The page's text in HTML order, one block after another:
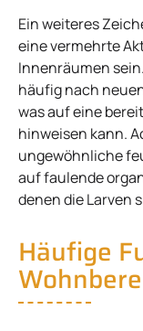
Ein weiteres
eine vermehrte
Innenräumen
häufig nach
was auf eine
hinweisen kann.
ungewöhnliche
auf faulende
denen die Larven
Häufige